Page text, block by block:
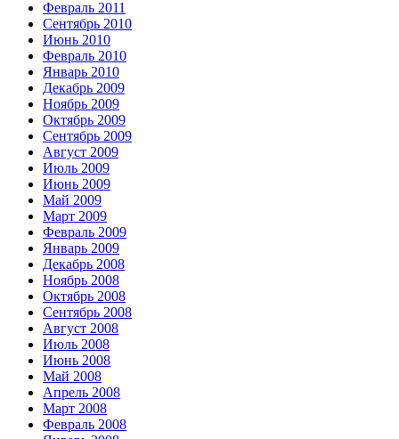
Февраль 2011
Сентябрь 2010
Июнь 2010
Февраль 2010
Январь 2010
Декабрь 2009
Ноябрь 2009
Октябрь 2009
Сентябрь 2009
Август 2009
Июль 2009
Июнь 2009
Май 2009
Март 2009
Февраль 2009
Январь 2009
Декабрь 2008
Ноябрь 2008
Октябрь 2008
Сентябрь 2008
Август 2008
Июль 2008
Июнь 2008
Май 2008
Апрель 2008
Март 2008
Февраль 2008